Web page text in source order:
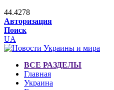
44.4278
Авторизация
Поиск
UA
ВСЕ РАЗДЕЛЫ
Главная
Украина